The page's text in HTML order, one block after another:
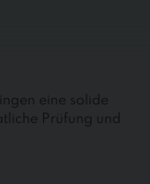
eine solide
Prüfung und